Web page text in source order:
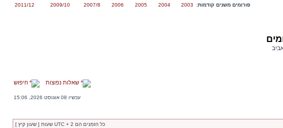
פורומים משנים קודמות: 2003
2004
2005
2006
2007/8
2009/10
2011/12
שאלות נפוצות חיפוש
עכשיו 08 אוגוסט 2026, 15:06
כל הזמנים הם UTC + 2 שעות [ שעון קיץ ]